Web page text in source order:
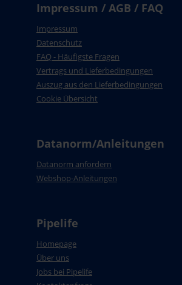
Impressum / AGB / FAQ
Impressum
Datenschutz
FAQ - Häufigste Fragen
Vertrags und Lieferbedingungen
Auszug aus den Lieferbedingungen
Cookie Übersicht
Datanorm/Anleitungen
Datanorm anfordern
Webshop-Anleitungen
Pipelife
Homepage
Über uns
Jobs bei Pipelife